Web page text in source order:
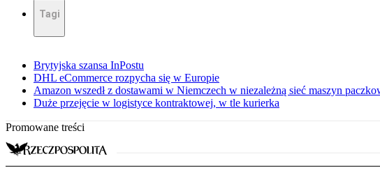
Tagi
Brytyjska szansa InPostu
DHL eCommerce rozpycha się w Europie
Amazon wszedł z dostawami w Niemczech w niezależną sieć maszyn
Duże przejęcie w logistyce kontraktowej, w tle kurierka
Promowane treści